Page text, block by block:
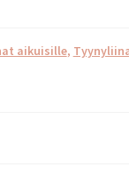
aikuisille,